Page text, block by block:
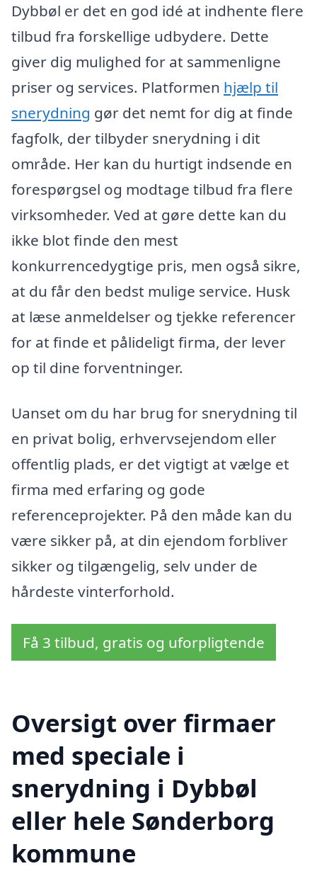
Dybbøl er det en god idé at indhente flere
tilbud fra forskellige udbydere. Dette
giver dig mulighed for at sammenligne
priser og services. Platformen hjælp til
snerydning gør det nemt for dig at finde
fagfolk, der tilbyder snerydning i dit
område. Her kan du hurtigt indsende en
forespørgsel og modtage tilbud fra flere
virksomheder. Ved at gøre dette kan du
ikke blot finde den mest
konkurrencedygtige pris, men også sikre,
at du får den bedst mulige service. Husk
at læse anmeldelser og tjekke referencer
for at finde et pålideligt firma, der lever
op til dine forventninger.
Uanset om du har brug for snerydning til
en privat bolig, erhvervsejendom eller
offentlig plads, er det vigtigt at vælge et
firma med erfaring og gode
referenceprojekter. På den måde kan du
være sikker på, at din ejendom forbliver
sikker og tilgængelig, selv under de
hårdeste vinterforhold.
Få 3 tilbud, gratis og uforpligtende
Oversigt over firmaer
med speciale i
snerydning i Dybbøl
eller hele Sønderborg
kommune